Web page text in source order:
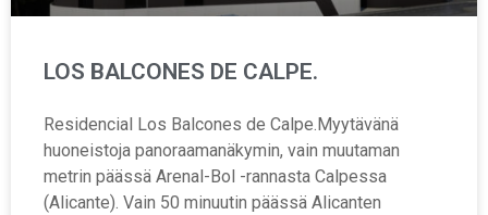
LOS BALCONES DE CALPE.
Residencial Los Balcones de Calpe.Myytävänä
huoneistoja panoraamanäkymin, vain muutaman
metrin päässä Arenal-Bol -rannasta Calpessa
(Alicante). Vain 50 minuutin päässä Alicanten